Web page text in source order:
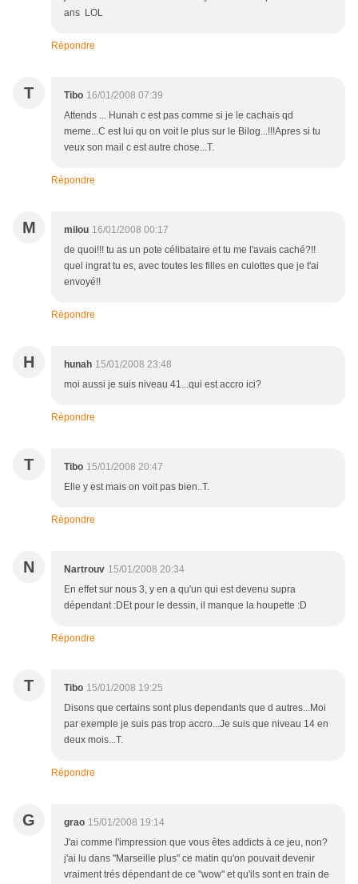
ans LOL
Répondre
T Tibo 16/01/2008 07:39
Attends ... Hunah c est pas comme si je le cachais qd
meme...C est lui qu on voit le plus sur le Bilog...!!!Apres si tu
veux son mail c est autre chose...T.
Répondre
M milou 16/01/2008 00:17
de quoi!!! tu as un pote célibataire et tu me l'avais caché?!!
quel ingrat tu es, avec toutes les filles en culottes que je t'ai
envoyé!!
Répondre
H hunah 15/01/2008 23:48
moi aussi je suis niveau 41...qui est accro ici?
Répondre
T Tibo 15/01/2008 20:47
Elle y est mais on voit pas bien..T.
Répondre
N Nartrouv 15/01/2008 20:34
En effet sur nous 3, y en a qu'un qui est devenu supra
dépendant :DEt pour le dessin, il manque la houpette :D
Répondre
T Tibo 15/01/2008 19:25
Disons que certains sont plus dependants que d autres...Moi
par exemple je suis pas trop accro...Je suis que niveau 14 en
deux mois...T.
Répondre
G grao 15/01/2008 19:14
J'ai comme l'impression que vous êtes addicts à ce jeu, non?
j'ai lu dans "Marseille plus" ce matin qu'on pouvait devenir
vraiment trés dépendant de ce "wow" et qu'ils sont en train de